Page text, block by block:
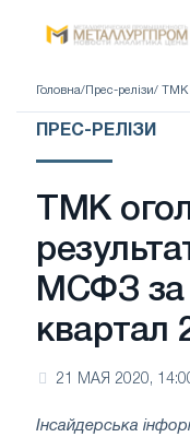
Головна/ Прес-релізи/ ТМК
ПРЕС-РЕЛІЗИ
ТМК
МСФЗ за
квартал
21 МАЯ 2020,
Інсайдерська